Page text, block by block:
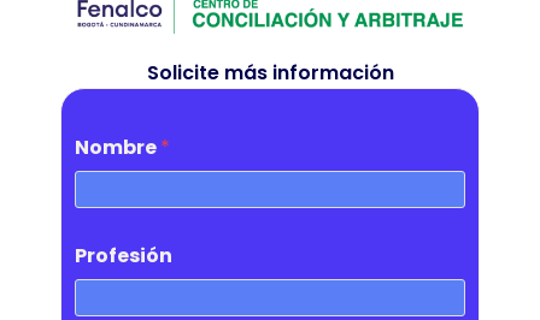
Solicite más información
Nombre*
Profesión